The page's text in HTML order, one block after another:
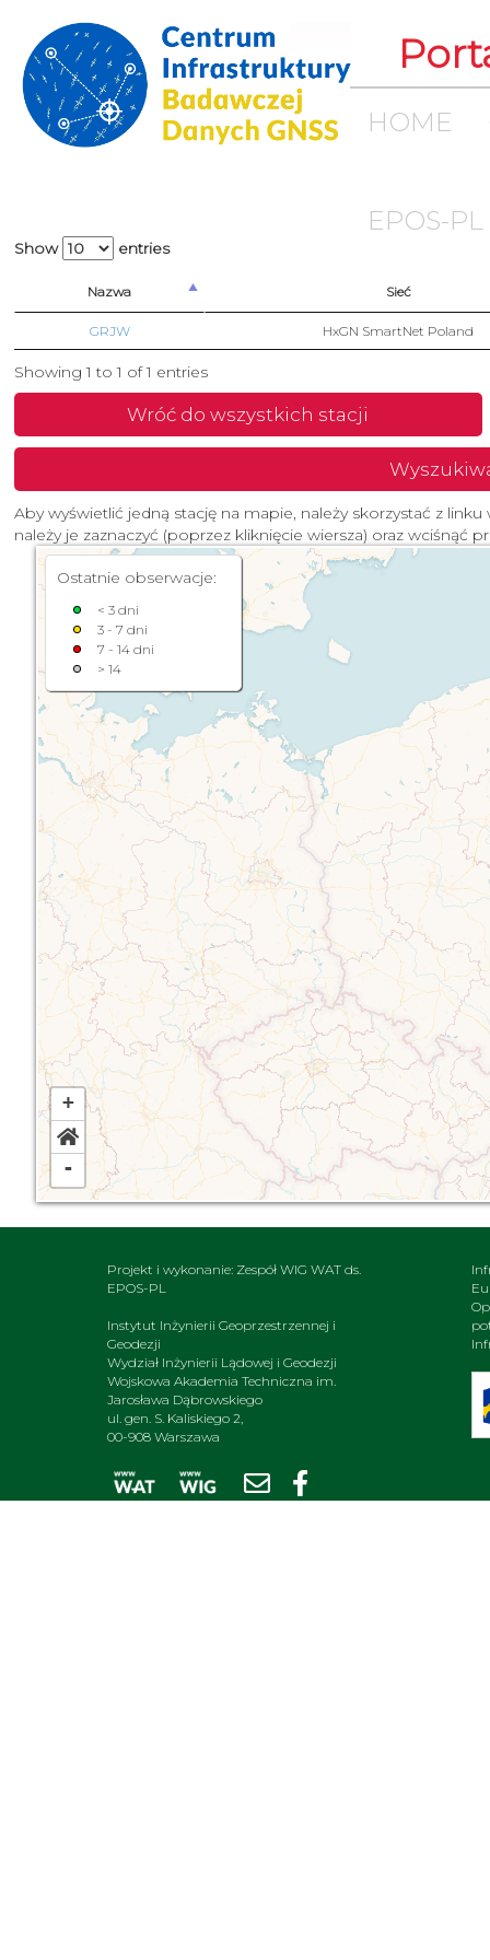
HOME
EPOS-PL
Show entries
Nazwa Sieć
GRJW HxGN SmartNet Poland
Showing 1 to 1 of 1 entries
Wróć do wszystkich stacji
Aby wyświetlić jedną stację na mapie, należy skorzystać z
należy je zaznaczyć (poprzez kliknięcie wiersza) oraz wciśnąć
Ostatnie obserwacje:
< 3 dni
3 - 7 dni
7 - 14 dni
> 14
+
-
Projekt i wykonanie: Zespół WIG WAT ds.
EPOS-PL
Instytut Inżynierii Geoprzestrzennej i
Geodezji
Wydział Inżynierii Lądowej i Geodezji
Wojskowa Akademia Techniczna im.
Jarosława Dąbrowskiego
ul. gen. S. Kaliskiego 2,
00-908 Warszawa